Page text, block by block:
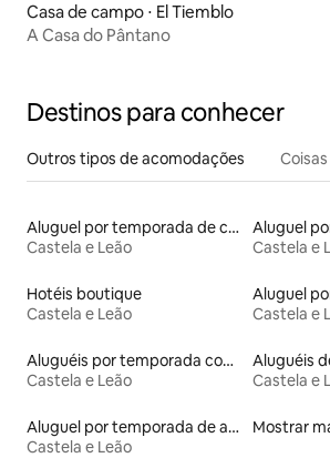
Casa de campo ⋅ El Tiemblo
A Casa do Pântano
Destinos para conhecer
Outros tipos de acomodações
Aluguel por temporada de casas na terra
Castela e Leão
Castela e
Hotéis boutique
Castela e Leão
Castela e
Aluguéis por temporada com banheiro para PCD
Castela e Leão
Castela e
Aluguel por temporada de andares inteiros
Castela e Leão
Mostrar